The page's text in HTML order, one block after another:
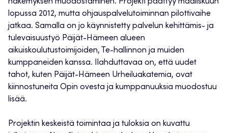
näkemyksen muodostaminen. Projekti päättyy maaliskuun
lopussa 2012, mutta ohjauspalvelutoiminnan pilottivaihe
jatkaa. Samalla on jo käynnistetty palvelun kehittämis- ja
tulevaisuustyö Päijät-Hämeen alueen
aikuiskoulutustoimijoiden, Te-hallinnon ja muiden
kumppaneiden kanssa. Ilahduttavaa on, että uudet
tahot, kuten Päijät-Hämeen Urheiluakatemia, ovat
kiinnostuneita Opin ovesta ja kumppanuuksia muodostuu
lisää.
Projektin keskeistä toimintaa ja tuloksia on kuvattu